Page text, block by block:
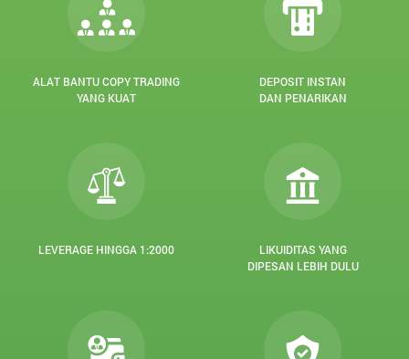
ALAT BANTU COPY TRADING
YANG KUAT
DEPOSIT INSTAN
DAN PENARIKAN
LEVERAGE HINGGA 1:2000
LIKUIDITAS YANG
DIPESAN LEBIH DULU